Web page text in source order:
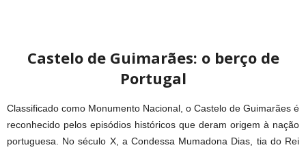
Castelo de Guimarães: o berço de
Portugal
Classificado como Monumento Nacional, o Castelo de Guimarães é
reconhecido pelos episódios históricos que deram origem à nação
portuguesa. No século X, a Condessa Mumadona Dias, tia do Rei